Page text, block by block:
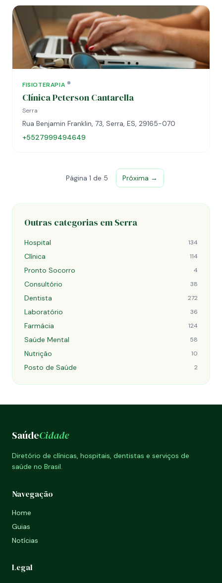
FISIOTERAPIA
Clínica Peterson Cantarella
Serra
Rua Benjamin Franklin, 73, Serra, ES, 29165-070
+5527999494649
Página 1 de 5 Próxima →
Outras categorias em Serra
Hospital 134
Clínica 114
Pronto Socorro 4
Consultório 38
Dentista 272
Laboratório 36
Farmácia 124
Saúde Mental 58
Nutrição 10
Posto de Saúde 2
SaúdeCidade
Diretório de clínicas, hospitais, dentistas e serviços de
saúde no Brasil.
Navegação
Home
Guias
Notícias
Legal